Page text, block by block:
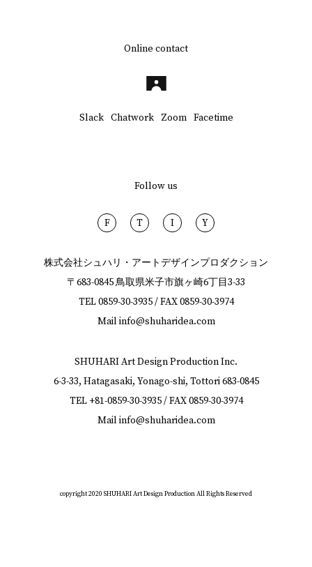
Online contact
Slack Chatwork Zoom Facetime
Follow us
F T I Y
株式会社シュハリ・アートデザインプロダクション
〒683-0845 鳥取県米子市旗ヶ崎6丁目3-33
TEL0859-30-3935/ FAX0859-30-3974
Mailinfo@shuharidea.com
SHUHARI Art Design Production Inc.
6-3-33, Hatagasaki, Yonago-shi, Tottori 683-0845
TEL+81-0859-30-3935/ FAX0859-30-3974
Mailinfo@shuharidea.com
copyright 2020 SHUHARI Art Design Production All Rights Reserved